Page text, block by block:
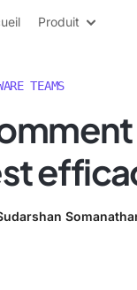
Produit
TEAMS